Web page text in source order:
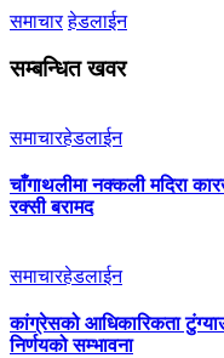
समाचार हेडलाईन
सम्बन्धित खवर
समाचारहेडलाईन
चाँगाथलीमा नक्कली मदिरा
रक्सी बरामद
समाचारहेडलाईन
कांग्रेसको आधिकारिकता
निर्णयको सम्भावना